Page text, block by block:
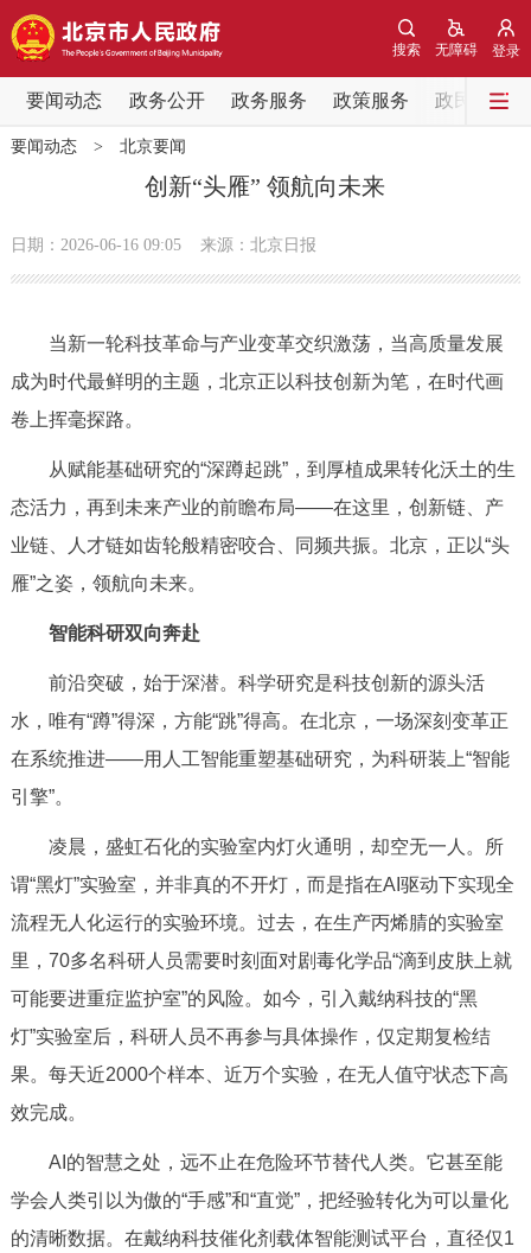
登录
无障碍
搜索
要闻动态 政务公开 政务服务 政策服务 政民互动
要闻动态
党中央精神
政务公开
市领导
决策公开 专题公开
政务服务
个人服务 法人服务 部门服务
便民服务 利企服务 投资项目
政民互动
在线访谈 图说互动
走进北京
绿色北京 图说北京 视频北京
要闻动态> 北京要闻
创新“头雁” 领航向未来
日期：2026-06-16 09:05 来源：北京日报
当新一轮科技革命与产业变革交织激荡，当高质量发展
成为时代最鲜明的主题，北京正以科技创新为笔，在时代画
卷上挥毫探路。
从赋能基础研究的“深蹲起跳”，到厚植成果转化沃土的生
态活力，再到未来产业的前瞻布局——在这里，创新链、产
业链、人才链如齿轮般精密咬合、同频共振。北京，正以“头
雁”之姿，领航向未来。
智能科研双向奔赴
前沿突破，始于深潜。科学研究是科技创新的源头活
水，唯有“蹲”得深，方能“跳”得高。在北京，一场深刻变革正
在系统推进——用人工智能重塑基础研究，为科研装上“智能
引擎”。
凌晨，盛虹石化的实验室内灯火通明，却空无一人。所
谓“黑灯”实验室，并非真的不开灯，而是指在AI驱动下实现全
流程无人化运行的实验环境。过去，在生产丙烯腈的实验室
里，70多名科研人员需要时刻面对剧毒化学品“滴到皮肤上就
可能要进重症监护室”的风险。如今，引入戴纳科技的“黑
灯”实验室后，科研人员不再参与具体操作，仅定期复检结
果。每天近2000个样本、近万个实验，在无人值守状态下高
效完成。
AI的智慧之处，远不止在危险环节替代人类。它甚至能
学会人类引以为傲的“手感”和“直觉”，把经验转化为可以量化
的清晰数据。在戴纳科技催化剂载体智能测试平台，直径仅1